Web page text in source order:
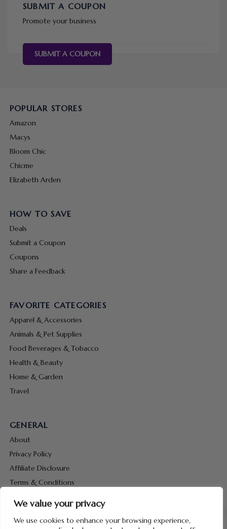
We value your privacy
We use cookies to enhance your browsing experience,
SUBMIT A COUPON
Promote your business
SUBMIT A COUPON
POPULAR STORES
Amazon
Macys
Bloom Chic
Chicme
Elizabeth Arden
HOW TO SAVE
Deals
Submit a Coupon
Coupons
Share a Feedback
FAVORITE CATEGORIES
Apparel & Accessories
Animals & Pet Supplies
Food Beverages & Tobacco
Health & Beauty
Home & Garden
Travel
GENERAL
About
Privacy Policy
Affiliate Disclosure
Terms & Conditions